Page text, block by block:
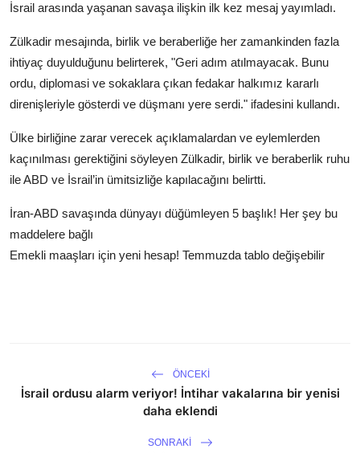
İsrail arasında yaşanan savaşa ilişkin ilk kez mesaj yayımladı.
Zülkadir mesajında, birlik ve beraberliğe her zamankinden fazla
ihtiyaç duyulduğunu belirterek, "Geri adım atılmayacak. Bunu
ordu, diplomasi ve sokaklara çıkan fedakar halkımız kararlı
direnişleriyle gösterdi ve düşmanı yere serdi." ifadesini kullandı.
Ülke birliğine zarar verecek açıklamalardan ve eylemlerden
kaçınılması gerektiğini söyleyen Zülkadir, birlik ve beraberlik ruhu
ile ABD ve İsrail’in ümitsizliğe kapılacağını belirtti.
İran-ABD savaşında dünyayı düğümleyen 5 başlık! Her şey bu
maddelere bağlı
Emekli maaşları için yeni hesap! Temmuzda tablo değişebilir
ÖNCEKI
İsrail ordusu alarm veriyor! İntihar vakalarına bir yenisi
daha eklendi
SONRAKI